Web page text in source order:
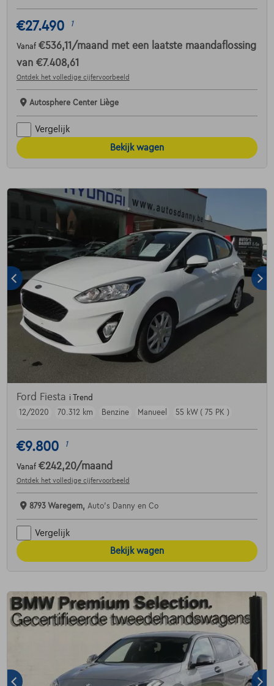
€27.490 1
Vanaf €536,11 /maand met een laatste maandaflossing
van €7.408,61
Ontdek het volledige cijfervoorbeeld
Autosphere Center Liège
Vergelijk
Bekijk wagen
Ford Fiesta i Trend
12/2020
70.312 km Benzine Manueel 55 kW ( 75 PK )
€9.800 1
Vanaf €242,20/maand
Ontdek het volledige cijfervoorbeeld
8793 Waregem, Auto's Danny en Co
Vergelijk
Bekijk wagen